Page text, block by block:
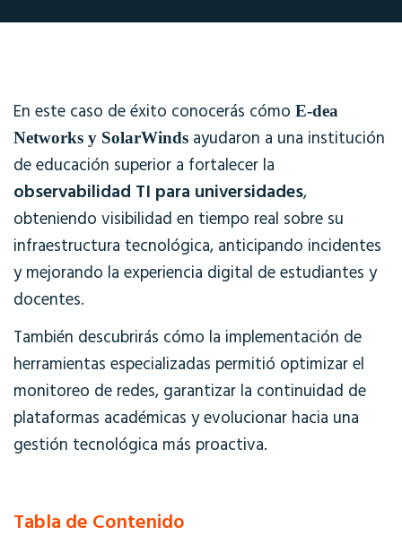
En este caso de éxito conocerás cómo E-dea
Networks y SolarWinds ayudaron a una institución
de educación superior a fortalecer la
observabilidad TI para universidades,
obteniendo visibilidad en tiempo real sobre su
infraestructura tecnológica, anticipando incidentes
y mejorando la experiencia digital de estudiantes y
docentes.
También descubrirás cómo la implementación de
herramientas especializadas permitió optimizar el
monitoreo de redes, garantizar la continuidad de
plataformas académicas y evolucionar hacia una
gestión tecnológica más proactiva.
Tabla de Contenido